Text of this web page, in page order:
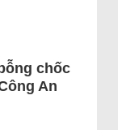
chốc
An